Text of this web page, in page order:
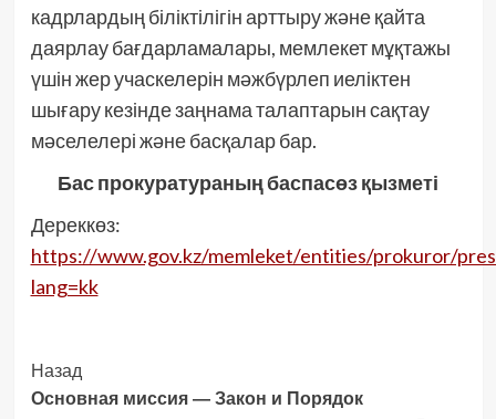
кадрлардың біліктілігін арттыру және қайта
даярлау бағдарламалары, мемлекет мұқтажы
үшін жер учаскелерін мәжбүрлеп иеліктен
шығару кезінде заңнама талаптарын сақтау
мәселелері және басқалар бар.
Бас прокуратураның баспасөз қызметі
Дереккөз:
https://www.gov.kz/memleket/entities/prokuror/
lang=kk
Post
Navigation
Назад
Основная миссия — Закон и Порядок